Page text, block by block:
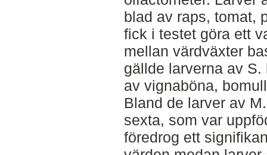
blad av raps, tomat,
fick i testet göra ett
mellan värdväxter
gällde larverna av
av vignaböna,
Bland de larver av M.
sexta, som var
föredrog ett